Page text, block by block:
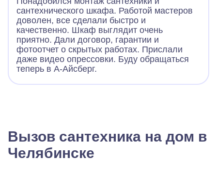
сантехнического шкафа. Работой мастеров
доволен, все сделали быстро и
качественно. Шкаф выглядит очень
приятно. Дали договор, гарантии и
фотоотчет о скрытых работах. Прислали
даже видео опрессовки. Буду обращаться
теперь в А-Айсберг.
Вызов сантехника на дом в
Челябинске